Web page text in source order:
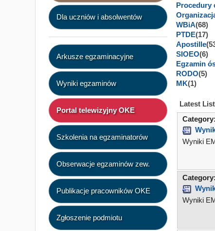
WBiA(68)
PTDE(17)
Apostille
SIOEO(6)
RODO(5)
MK(1)
Latest
Category:
Wyniki
Category:
Wyniki
Dla uczniów i absolwentów
Arkusze egzaminacyjne
Wyniki egzaminów
Portal telewizyjny OKE
Szkolenia na egzaminatorów
Obserwacje egzaminów zew.
Publikacje pracowników OKE
Zgłoszenie podmiotu